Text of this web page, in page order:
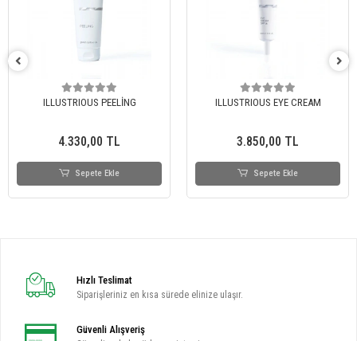
ILLUSTRIOUS PEELİNG
4.330,00 TL
Sepete Ekle
ILLUSTRIOUS EYE CREAM
3.850,00 TL
Sepete Ekle
Hızlı Teslimat
Siparişleriniz en kısa sürede elinize ulaşır.
Güvenli Alışveriş